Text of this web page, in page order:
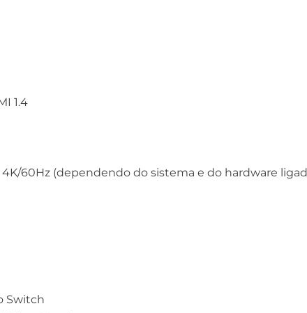
1.4
60Hz (dependendo do sistema e do hardware
Switch